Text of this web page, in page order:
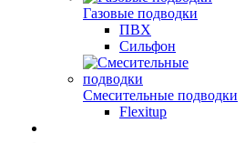
Газовые подводки
ПВХ
Сильфон
Смесительные подводки
Flexitup